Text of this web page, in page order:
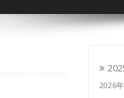
2026